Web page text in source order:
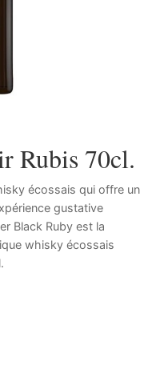
Rubis 70cl.
écossais qui offre un
gustative
Black Ruby est la
whisky écossais